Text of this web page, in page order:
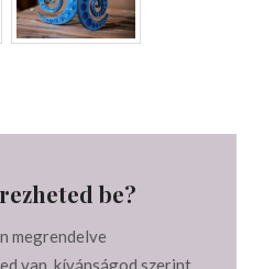
be?
megrendelve
van, kívánságod szerint